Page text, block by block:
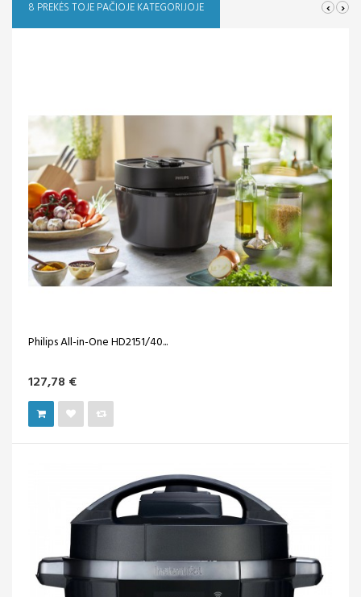
8 PREKĖS TOJE PAČIOJE KATEGORIJOJE ‹ ›
Philips All-in-One HD2151/40...
127,78 €